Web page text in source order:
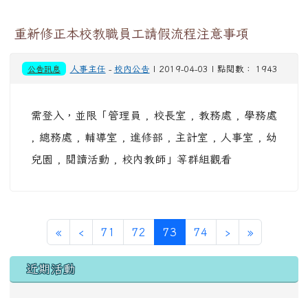
重新修正本校教職員工請假流程注意事項
公告訊息 人事主任 - 校內公告 | 2019-04-03 | 點閱數： 1943
需登入，並限「管理員 , 校長室 , 教務處 , 學務處
, 總務處 , 輔導室 , 進修部 , 主計室 , 人事室 , 幼
兒園 , 閱讀活動 , 校內教師」等群組觀看
«第一頁
‹上一頁
71 72 73(目前頁次)
74 ›下一頁
»最後頁
左邊區域內容
近期活動